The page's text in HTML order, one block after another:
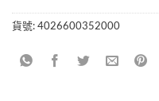
貨號:4026600352000